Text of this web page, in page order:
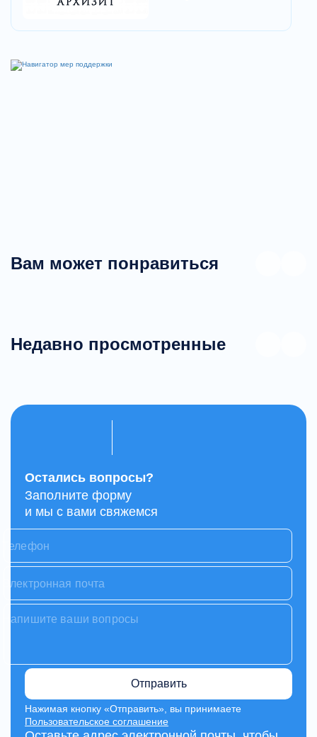
Вам может понравиться
Недавно просмотренные
Остались вопросы?
Заполните форму
и мы с вами свяжемся
Отправить
Нажимая кнопку «Отправить», вы принимаете
Пользовательское соглашение